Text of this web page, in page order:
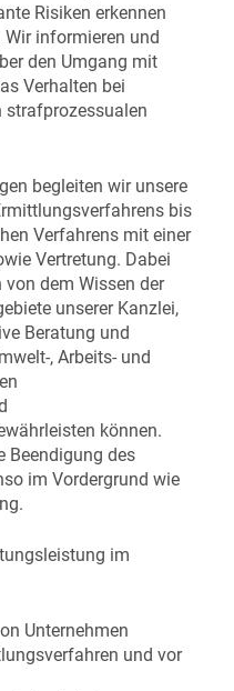
Risiken erkennen
informieren und
den Umgang mit
Verhalten bei
strafprozessualen
begleiten wir unsere
bis
Verfahrens mit einer
Vertretung. Dabei
dem Wissen der
unserer Kanzlei,
Beratung und
, Arbeits- und
können.
Beendigung des
im Vordergrund wie
im
Unternehmen
und vor